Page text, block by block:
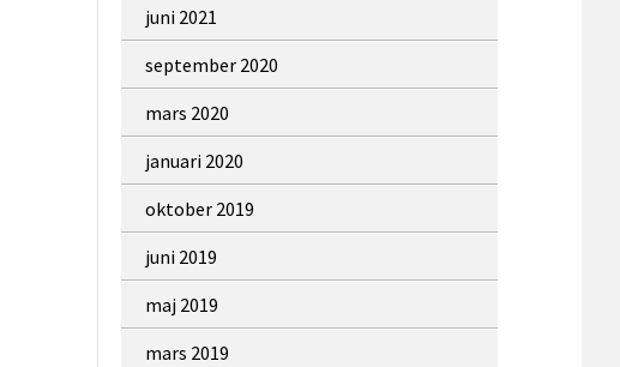
juni 2021
september 2020
mars 2020
januari 2020
oktober 2019
juni 2019
maj 2019
mars 2019